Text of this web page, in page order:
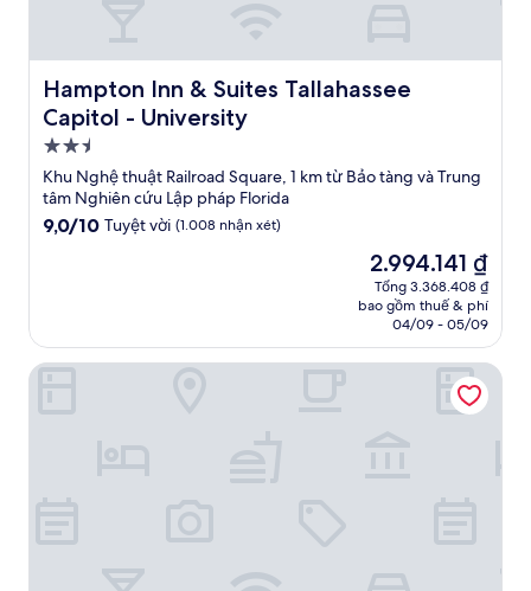
Hampton Inn & Suites Tallahassee
Capitol - University
Hampton Inn & Suites Tallahassee Capitol - University
Nơi
lưu
trú
2.5
Khu Nghệ thuật Railroad Square, 1 km từ Bảo tàng và Trung
tâm Nghiên cứu Lập pháp Florida
9.0
nhận
xét)
9,0/10 Tuyệt vời (1.008 nhận xét)
Giá
hiện
tại
2.994.141 ₫
2.994.141 ₫
Tổng 3.368.408 ₫
bao gồm thuế & phí
04/09 - 05/09
stayAPT Suites Tallahassee-Capitol